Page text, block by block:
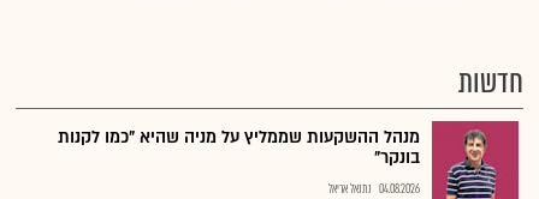
חדשות
מנהל ההשקעות שממליץ על מניה שהיא "כמו לקנות
בונקר"
04.08.2026 נתנאל אריאל